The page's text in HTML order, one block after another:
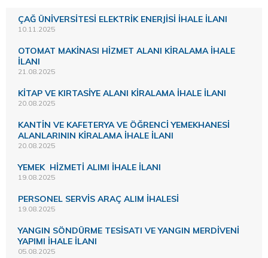
ÇAĞ ÜNİVERSİTESİ ELEKTRİK ENERJİSİ İHALE İLANI
10.11.2025
OTOMAT MAKİNASI HİZMET ALANI KİRALAMA İHALE
İLANI
21.08.2025
KİTAP VE KIRTASİYE ALANI KİRALAMA İHALE İLANI
20.08.2025
KANTİN VE KAFETERYA VE ÖĞRENCİ YEMEKHANESİ
ALANLARININ KİRALAMA İHALE İLANI
20.08.2025
YEMEK HİZMETİ ALIMI İHALE İLANI
19.08.2025
PERSONEL SERVİS ARAÇ ALIM İHALESİ
19.08.2025
YANGIN SÖNDÜRME TESİSATI VE YANGIN MERDİVENİ
YAPIMI İHALE İLANI
05.08.2025